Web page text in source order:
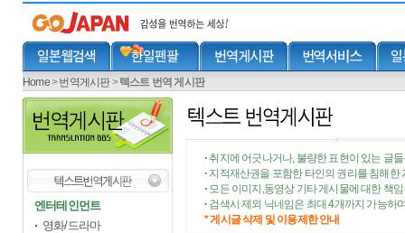
Home>번역게시판>텍스트 번역 게시판
엔터테인먼트
영화/드라마
• 취지에 어긋나거나, 불량한 표현이 있는 글
• 지적재산권을 포함한 타인의 권리를 침해한
• 모든 이미지,동영상 기타 게시물에 대한 책
• 검색시 제외 닉네임은 최대 4개까지 가능하
* 게시글 삭제 및 이용제한 안내